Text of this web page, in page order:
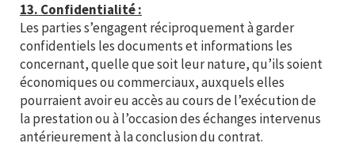
13. Confidentialité :
Les parties s’engagent réciproquement à garder
confidentiels les documents et informations les
concernant, quelle que soit leur nature, qu’ils soient
économiques ou commerciaux, auxquels elles
pourraient avoir eu accès au cours de l’exécution de
la prestation ou à l’occasion des échanges intervenus
antérieurement à la conclusion du contrat.